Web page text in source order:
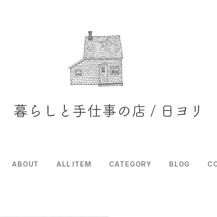
ABOUT ALL ITEM CATEGORY BLOG